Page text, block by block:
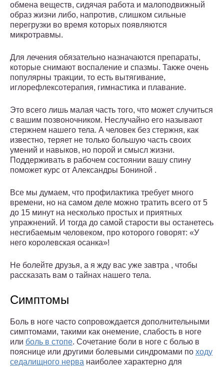
обмена веществ, сидячая работа и малоподвижный
образ жизни либо, напротив, слишком сильные
перегрузки во время которых появляются
микротравмы.
Для лечения обязательно назначаются препараты,
которые снимают воспаление и спазмы. Также очень
популярны тракции, то есть вытягивание,
иглорефлексотерапия, гимнастика и плавание.
Это всего лишь малая часть того, что может случиться
с вашим позвоночником. Неслучайно его называют
стержнем нашего тела. А человек без стержня, как
известно, теряет не только большую часть своих
умений и навыков, но порой и смысл жизни.
Поддерживать в рабочем состоянии вашу спину
поможет курс от Александры Бониной .
Все мы думаем, что профилактика требует много
времени, но на самом деле можно тратить всего от 5
до 15 минут на несколько простых и приятных
упражнений. И тогда до самой старости вы останетесь
несгибаемым человеком, про которого говорят: «У
него королевская осанка»!
Не болейте друзья, а я жду вас уже завтра , чтобы
рассказать вам о тайнах нашего тела.
Симптомы
Боль в ноге часто сопровождается дополнительными
симптомами, такими как онемение, слабость в ноге
или боль в стопе. Сочетание боли в ноге с болью в
пояснице или другими болевыми синдромами по ходу
седалищного нерва наиболее характерно для